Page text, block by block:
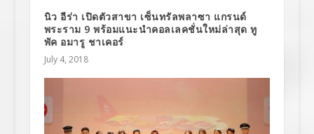
นิว อีร่า เปิดตัวสาขา เซ็นทรัลพลาซา แกรนด์
พระราม 9 พร้อมแนะนำคอลเลคชั่นใหม่ล่าสุด ทู
พัค อมารู ชาเคอร์
July 4, 2018